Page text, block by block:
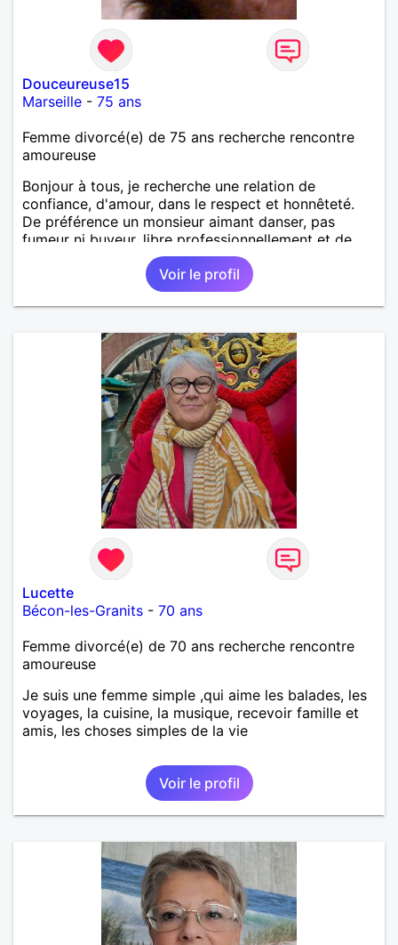
Douceureuse15
Marseille - 75 ans
Femme divorcé(e) de 75 ans recherche rencontre
amoureuse
Bonjour à tous, je recherche une relation de
confiance, d'amour, dans le respect et honnêteté.
De préférence un monsieur aimant danser, pas
fumeur ni buveur, libre professionnellement et de
Voir le profil
Lucette
Bécon-les-Granits - 70 ans
Femme divorcé(e) de 70 ans recherche rencontre
amoureuse
Je suis une femme simple ,qui aime les balades, les
voyages, la cuisine, la musique, recevoir famille et
amis, les choses simples de la vie
Voir le profil